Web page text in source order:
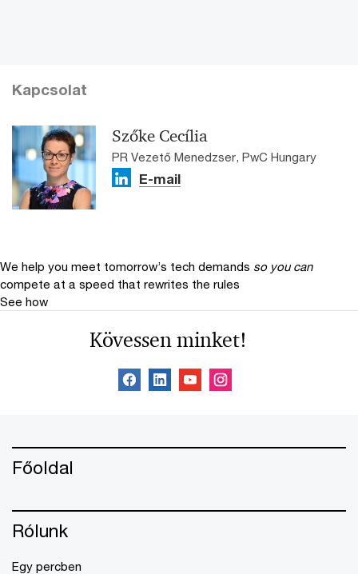
Kapcsolat
Szőke Cecília
PR Vezető Menedzser, PwC Hungary
E-mail
We help you meet tomorrow’s tech demands so you can
compete at a speed that rewrites the rules
See how
Kövessen minket!
Főoldal
Rólunk
Egy percben